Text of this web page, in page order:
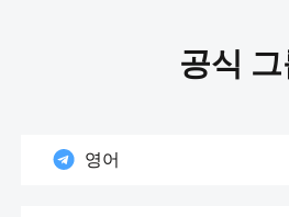
공식
영어